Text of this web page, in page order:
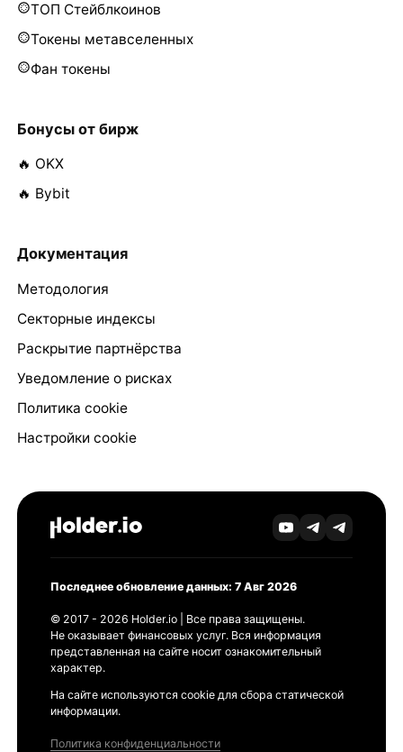
ТОП Стейблкоинов
Токены метавселенных
Фан токены
Бонусы от бирж
🔥 OKX
🔥 Bybit
Документация
Методология
Секторные индексы
Раскрытие партнёрства
Уведомление о рисках
Политика cookie
Настройки cookie
Последнее обновление данных: 7 Авг 2026
© 2017 - 2026 Holder.io | Все права защищены.
Не оказывает финансовых услуг. Вся информация
представленная на сайте носит ознакомительный
характер.
На сайте используются cookie для сбора статической
информации.
Политика конфиденциальности